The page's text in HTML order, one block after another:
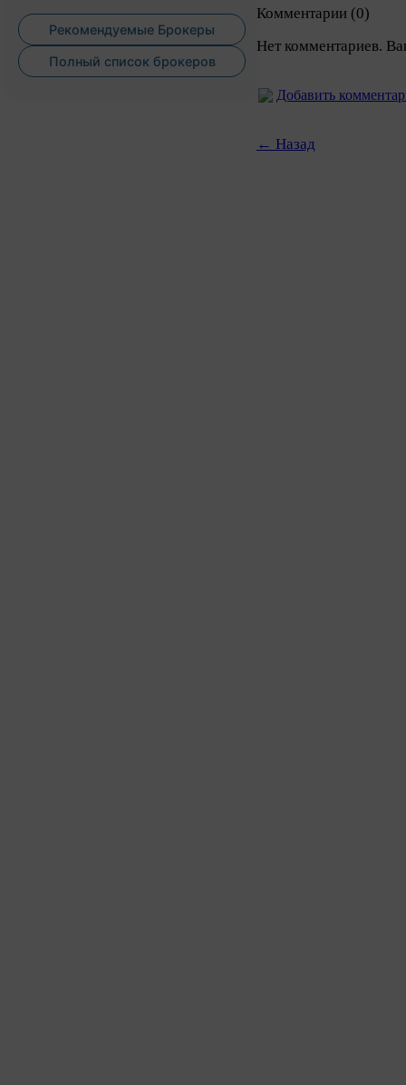
Рекомендуемые Брокеры
Полный список брокеров
Комментарии (0)
Нет комментариев.
Добавить
← Назад